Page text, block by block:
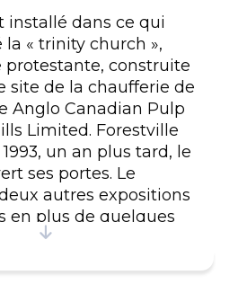
installé dans ce qui
« trinity church »,
protestante, construite
site de la chaufferie de
Anglo Canadian Pulp
Limited. Forestville
un an plus tard, le
ses portes. Le
autres expositions
en plus de quelques
La